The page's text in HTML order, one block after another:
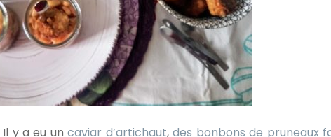
Il y a eu uncaviar d’artichaut,des bonbons de pruneaux